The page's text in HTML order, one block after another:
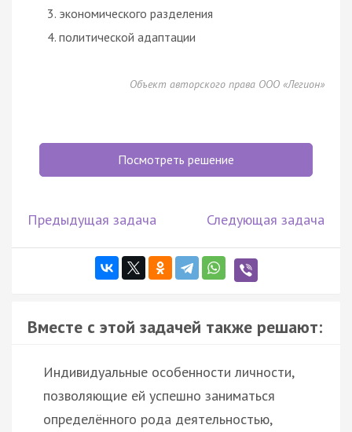
экономического разделения
политической адаптации
Объект авторского права ООО «Легион»
Посмотреть решение
Предыдущая задача Следующая задача
Вместе с этой задачей также решают:
Индивидуальные особенности личности,
позволяющие ей успешно заниматься
определённого рода деятельностью,